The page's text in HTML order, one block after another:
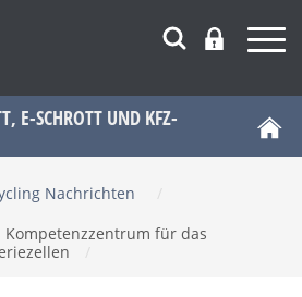
E-SCHROTT UND KFZ-
Nachrichten
Kompetenzzentrum für das